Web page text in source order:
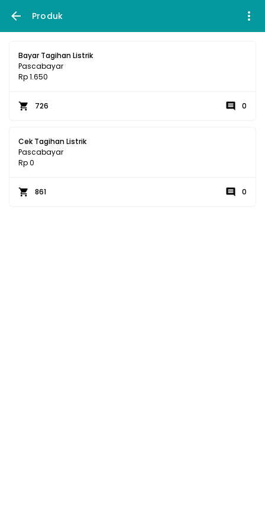
Produk
Bayar Tagihan Listrik
Pascabayar
Rp 1.650
726 0
Cek Tagihan Listrik
Pascabayar
Rp 0
861 0